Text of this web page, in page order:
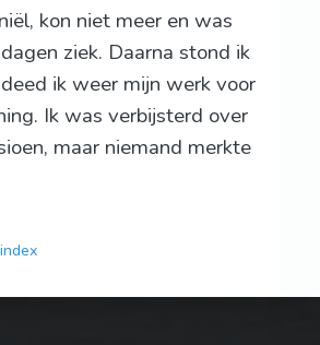
kon niet meer en was
ziek. Daarna stond ik
ik weer mijn werk voor
Ik was verbijsterd over
maar niemand merkte